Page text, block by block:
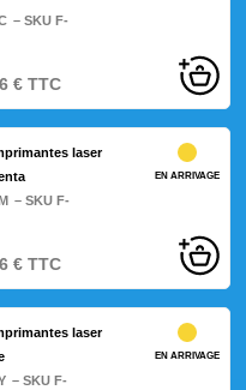
– SKU F-
€TTC
laser
– SKU F-
EN ARRIVAGE
€TTC
laser
– SKU F-
EN ARRIVAGE